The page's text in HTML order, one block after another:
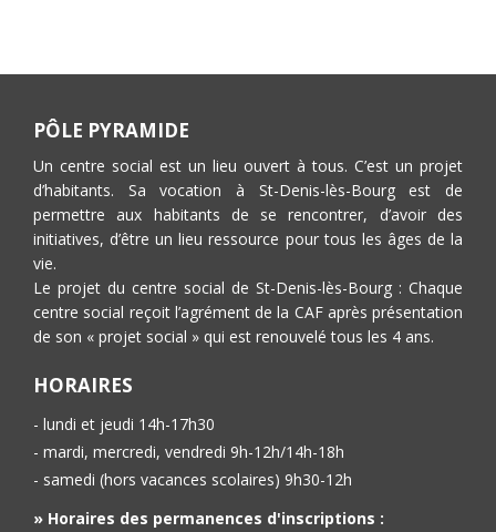
PÔLE PYRAMIDE
Un centre social est un lieu ouvert à tous. C’est un projet
d’habitants. Sa vocation à St-Denis-lès-Bourg est de
permettre aux habitants de se rencontrer, d’avoir des
initiatives, d’être un lieu ressource pour tous les âges de la
vie.
Le projet du centre social de St-Denis-lès-Bourg : Chaque
centre social reçoit l’agrément de la CAF après présentation
de son « projet social » qui est renouvelé tous les 4 ans.
HORAIRES
- lundi et jeudi 14h-17h30
- mardi, mercredi, vendredi 9h-12h/14h-18h
- samedi (hors vacances scolaires) 9h30-12h
» Horaires des permanences d'inscriptions :